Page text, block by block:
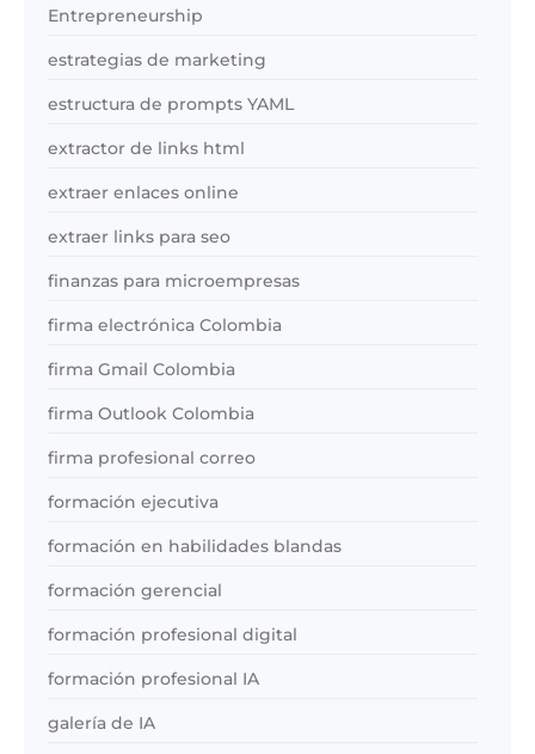
Entrepreneurship
estrategias de marketing
estructura de prompts YAML
extractor de links html
extraer enlaces online
extraer links para seo
finanzas para microempresas
firma electrónica Colombia
firma Gmail Colombia
firma Outlook Colombia
firma profesional correo
formación ejecutiva
formación en habilidades blandas
formación gerencial
formación profesional digital
formación profesional IA
galería de IA